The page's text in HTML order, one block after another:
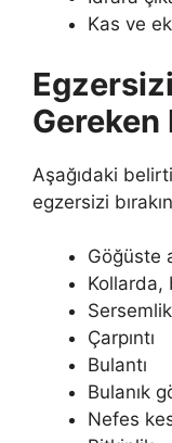
Kas ve
Aşağıdaki
egzersizi
Göğüste
Kollarda,
Çarpıntı
Bulantı
Bulanık
Nefes